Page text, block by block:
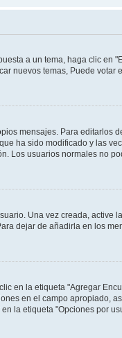
a un tema, haga clic
nuevos temas, Puede votar
mensajes. Para editarlos
ha sido modificado y las
Los usuarios normales no
Una vez creada, active
dejar de añadirla en los
en la etiqueta "Agregar
en el campo
la etiqueta "Opciones por